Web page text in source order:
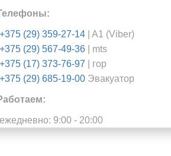
+375 (29) 359-27-14 | A1 (Viber)
+375 (29) 567-49-36 | mts
+375 (17) 373-76-97 | гор
+375 (29) 685-19-00 Эвакуатор
ежедневно: 9:00 - 20:00